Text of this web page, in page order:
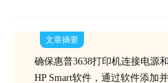
文章摘要
确保惠普3638打印机连接电源
HP Smart软件，通过软件添加